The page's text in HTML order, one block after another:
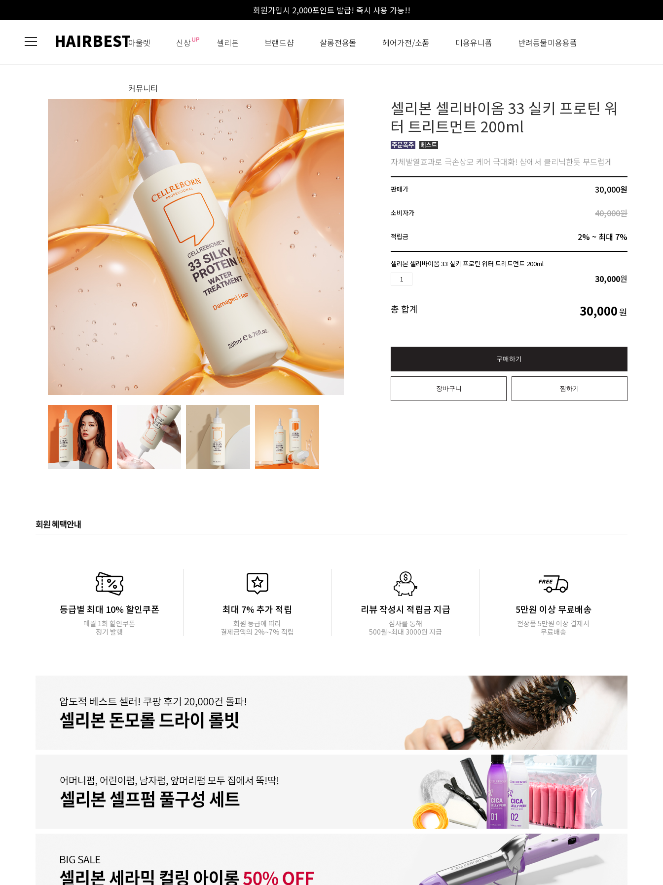
회원가입시 2,000포인트 발급! 즉시 사용 가능!!
HAIRBEST아울렛 신상 셀리본 브랜드샵 살롱전용몰 헤어가전/소품 미용유니폼 반려동물미용용품
커뮤니티
셀리본 셀리바이옴 33 실키 프로틴 워
터 트리트먼트 200ml
자체발열효과로 극손상모 케어 극대화! 샵에서 클리닉한듯 부드럽게
판매가 30,000원
소비자가 40,000원
적립금 2% ~ 최대 7%
셀리본 셀리바이옴 33 실키 프로틴 워터 트리트먼트 200ml
30,000원
총 합계 30,000원
구매하기
장바구니 찜하기
회원 혜택안내
등급별 최대 10% 할인쿠폰
매월 1회 할인쿠폰
정기 발행
최대 7% 추가 적립
회원 등급에 따라
결제금액의 2%~7% 적립
리뷰 작성시 적립금 지급
심사를 통해
500월~최대 3000원 지급
5만원 이상 무료배송
전상품 5만원 이상 결제시
무료배송